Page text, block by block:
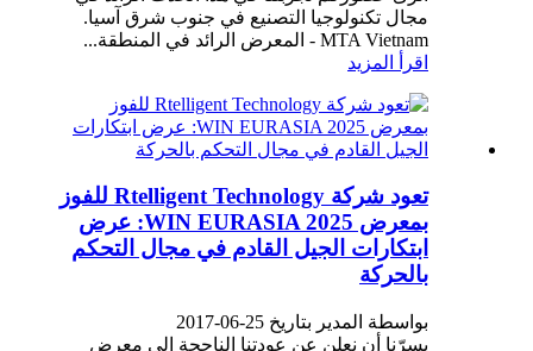
مجال تكنولوجيا التصنيع في جنوب شرق آسيا.
MTA Vietnam - المعرض الرائد في المنطقة...
اقرأ المزيد
تعود شركة Rtelligent Technology للفوز
بمعرض WIN EURASIA 2025: عرض
ابتكارات الجيل القادم في مجال التحكم
بالحركة
بواسطة المدير بتاريخ 25-06-2017
يسرّنا أن نعلن عن عودتنا الناجحة إلى معرض